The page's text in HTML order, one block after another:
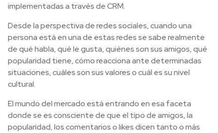
implementadas a través de CRM.
Desde la perspectiva de redes sociales, cuando una
persona está en una de estas redes se sabe realmente
de qué habla, qué le gusta, quiénes son sus amigos, qué
popularidad tiene, cómo reacciona ante determinadas
situaciones, cuáles son sus valores o cuál es su nivel
cultural.
El mundo del mercado está entrando en esa faceta
donde se es consciente de que el tipo de amigos, la
popularidad, los comentarios o likes dicen tanto o más